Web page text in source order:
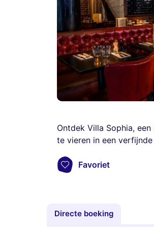
Ontdek Villa Sophia,
te vieren in een
Favoriet
Directe boeking